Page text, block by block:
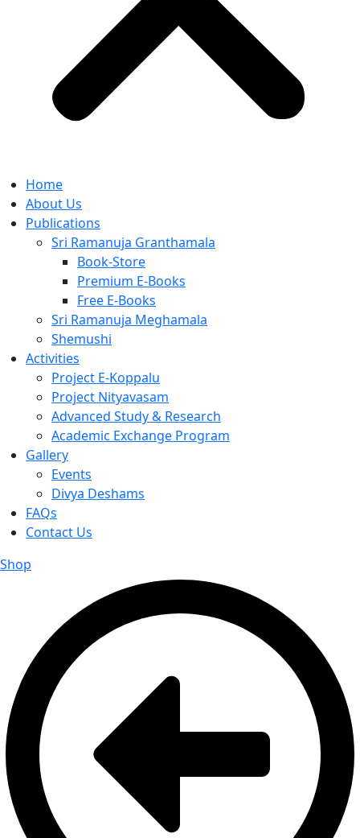
Home
About Us
Publications
Sri Ramanuja Granthamala
Book-Store
Premium E-Books
Free E-Books
Sri Ramanuja Meghamala
Shemushi
Activities
Project E-Koppalu
Project Nityavasam
Advanced Study & Research
Academic Exchange Program
Gallery
Events
Divya Deshams
FAQs
Contact Us
Shop